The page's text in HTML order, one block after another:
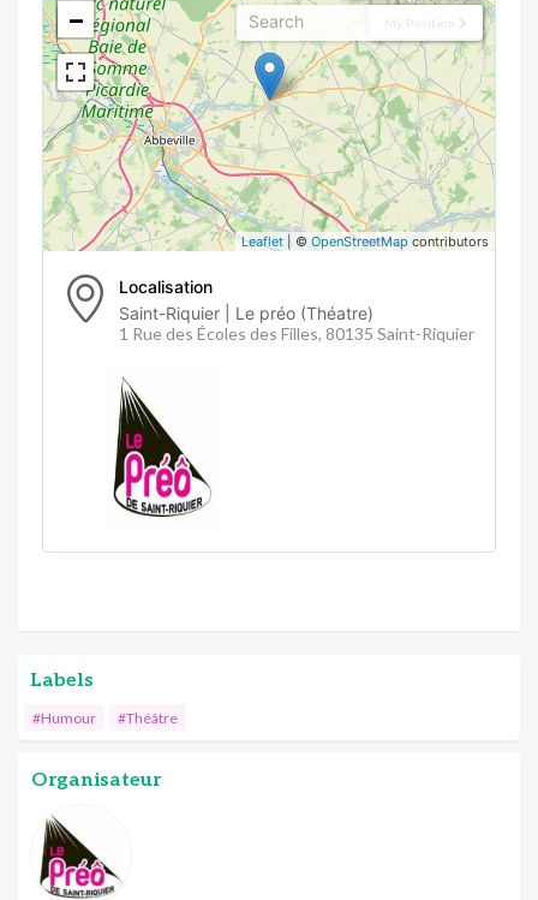
My Position
−
Leaflet | © OpenStreetMap contributors
Localisation
Saint-Riquier | Le préo (Théatre)
1 Rue des Écoles des Filles, 80135 Saint-Riquier
Labels
#Humour #Théâtre
Organisateur